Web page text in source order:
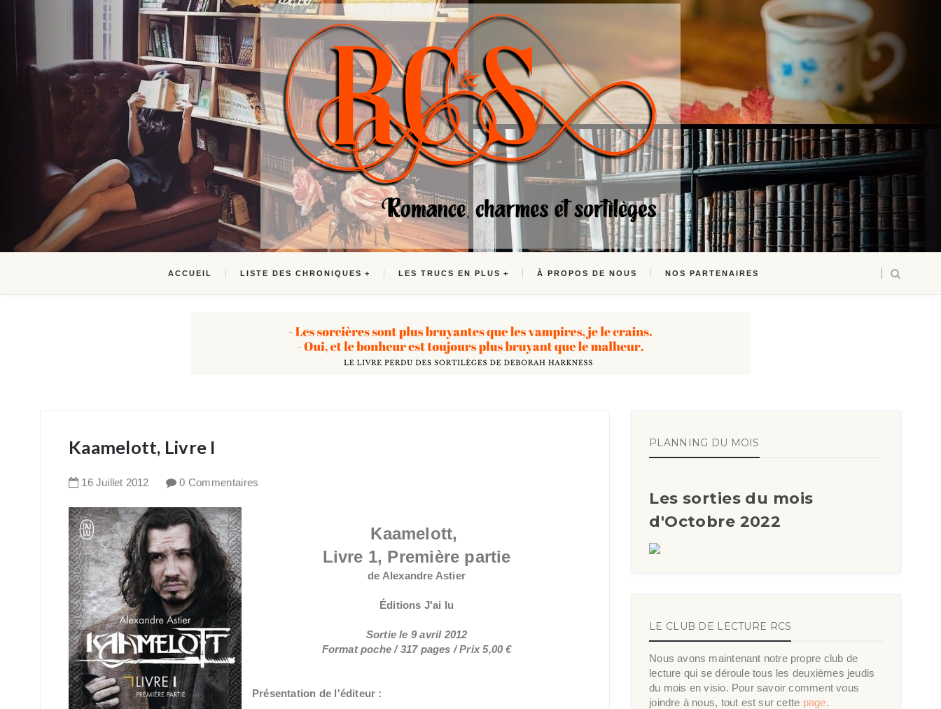
ACCUEIL LISTE DES CHRONIQUES LES TRUCS EN PLUS À PROPOS DE NOUS NOS PARTENAIRES
Kaamelott, Livre I
16 Juillet 2012 0 Commentaires
Kaamelott,
Livre 1, Première partie
de Alexandre Astier
Éditions J'ai lu
Sortie le 9 avril 2012
Format poche / 317 pages / Prix 5,00 €
Présentation de l'éditeur :
PLANNING DU MOIS
Les sorties du mois
d'Octobre 2022
LE CLUB DE LECTURE RCS
Nous avons maintenant notre propre club de
lecture qui se déroule tous les deuxièmes jeudis
du mois en visio. Pour savoir comment vous
joindre à nous, tout est sur cette page.